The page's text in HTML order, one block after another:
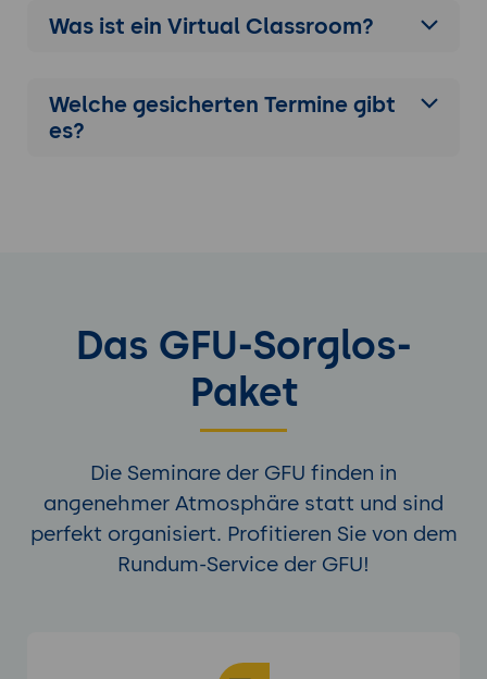
Was ist ein Virtual Classroom?
Welche gesicherten Termine gibt
es?
Das GFU-Sorglos-
Paket
Die Seminare der GFU finden in
angenehmer Atmosphäre statt und sind
perfekt organisiert. Profitieren Sie von dem
Rundum-Service der GFU!